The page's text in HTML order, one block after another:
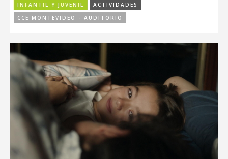
INFANTIL Y JUVENIL
ACTIVIDADES
CCE MONTEVIDEO - AUDITORIO